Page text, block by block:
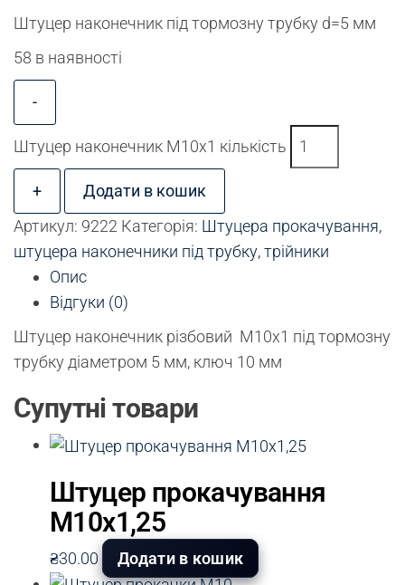
Штуцер наконечник під тормозну трубку d=5 мм
58 в наявності
-
Штуцер наконечник М10х1 кількість
+
Додати в кошик
Артикул: 9222 Категорія: Штуцера прокачування,
штуцера наконечники під трубку, трійники
Опис
Відгуки (0)
Штуцер наконечник різбовий М10х1 під тормозну
трубку діаметром 5 мм, ключ 10 мм
Супутні товари
Штуцер прокачування
М10х1,25
₴30.00 Додати в кошик